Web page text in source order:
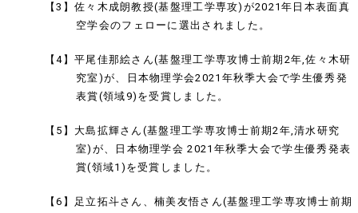
【3】佐々木成朗教授(基盤理工学専攻)が2021年日本表面真
空学会のフェローに選出されました。
【4】平尾佳那絵さん(基盤理工学専攻博士前期2年,佐々木研
究室)が、日本物理学会2021年秋季大会で学生優秀発
表賞(領域9)を受賞しました。
【5】大島拡輝さん(基盤理工学専攻博士前期2年,清水研究
室)が、日本物理学会 2021年秋季大会で学生優秀発表
賞(領域1)を受賞しました。
【6】足立拓斗さん、楠美友悟さん(基盤理工学専攻博士前期